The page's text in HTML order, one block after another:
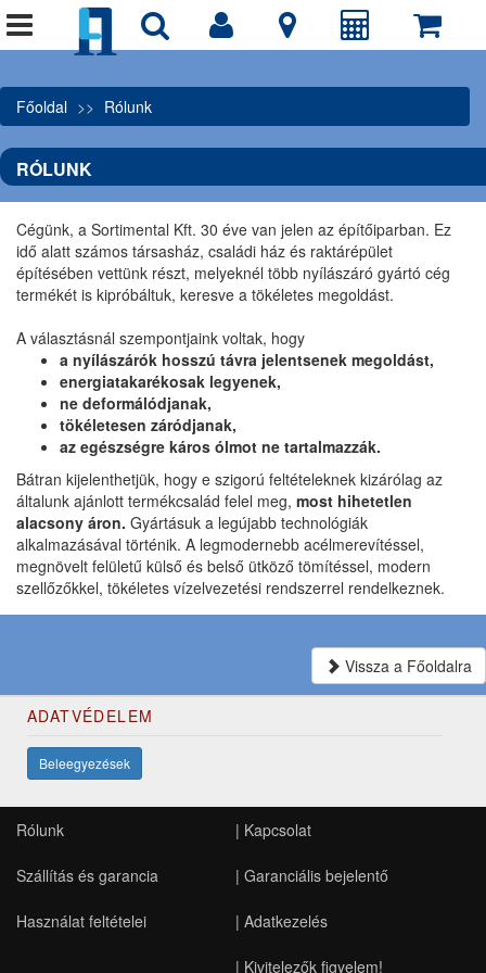
Főoldal Rólunk
RÓLUNK
Cégünk, a Sortimental Kft. 30 éve van jelen az építőiparban. Ez
idő alatt számos társasház, családi ház és raktárépület
építésében vettünk részt, melyeknél több nyílászáró gyártó cég
termékét is kipróbáltuk, keresve a tökéletes megoldást.
A választásnál szempontjaink voltak, hogy
a nyílászárók hosszú távra jelentsenek megoldást,
energiatakarékosak legyenek,
ne deformálódjanak,
tökéletesen záródjanak,
az egészségre káros ólmot ne tartalmazzák.
Bátran kijelenthetjük, hogy e szigorú feltételeknek kizárólag az
általunk ajánlott termékcsalád felel meg, most hihetetlen
alacsony áron. Gyártásuk a legújabb technológiák
alkalmazásával történik. A legmodernebb acélmerevítéssel,
megnövelt felületű külső és belső ütköző tömítéssel, modern
szellőzőkkel, tökéletes vízelvezetési rendszerrel rendelkeznek.
Vissza a Főoldalra
ADATVÉDELEM
Beleegyezések
Rólunk
Szállítás és garancia
Használat feltételei
| Kapcsolat
| Garanciális bejelentő
| Adatkezelés
| Kivitelezők figyelem!